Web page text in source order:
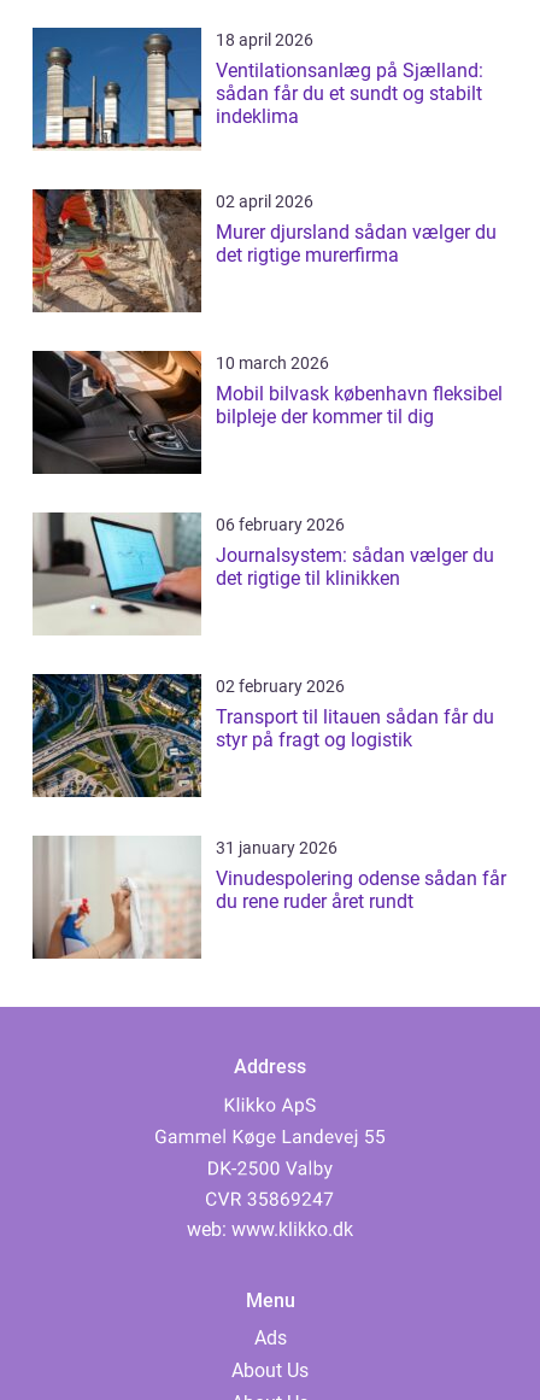
18 april 2026
Ventilationsanlæg på Sjælland:
sådan får du et sundt og stabilt
indeklima
02 april 2026
Murer djursland sådan vælger du
det rigtige murerfirma
10 march 2026
Mobil bilvask københavn fleksibel
bilpleje der kommer til dig
06 february 2026
Journalsystem: sådan vælger du
det rigtige til klinikken
02 february 2026
Transport til litauen sådan får du
styr på fragt og logistik
31 january 2026
Vinudespolering odense sådan får
du rene ruder året rundt
Address
web: www.klikko.dk
Menu
Ads
About Us